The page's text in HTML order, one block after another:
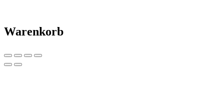
Warenkorb